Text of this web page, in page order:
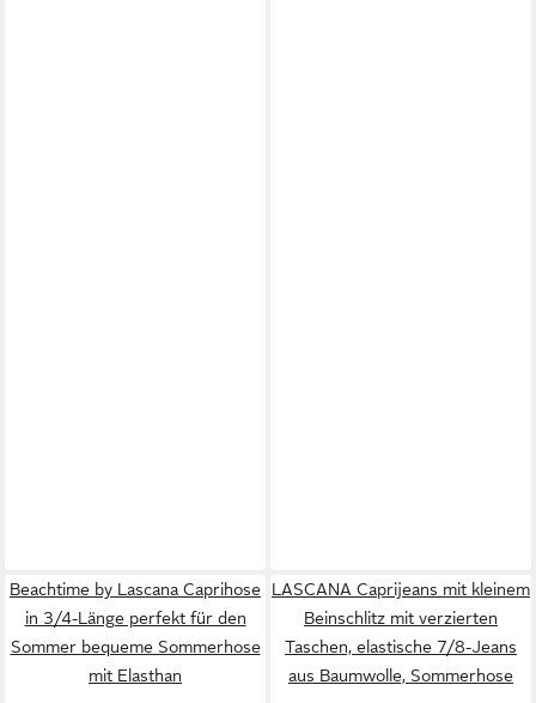
Beachtime by Lascana Caprihose
in 3/4-Länge perfekt für den
Sommer bequeme Sommerhose
mit Elasthan
LASCANA Caprijeans mit kleinem
Beinschlitz mit verzierten
Taschen, elastische 7/8-Jeans
aus Baumwolle, Sommerhose